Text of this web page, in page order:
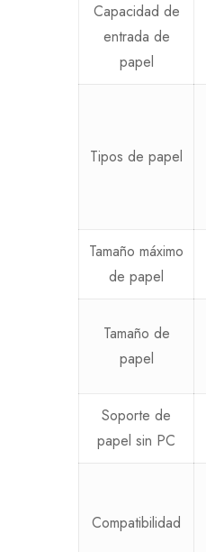
Capacidad de
entrada de
papel
Tipos de papel
Tamaño máximo
de papel
Tamaño de
papel
Soporte de
papel sin PC
Compatibilidad